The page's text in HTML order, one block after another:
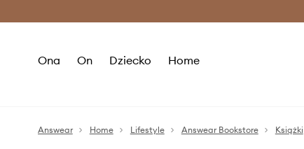
Ona On Dziecko Home
Answear Home Lifestyle Answear Bookstore Książki